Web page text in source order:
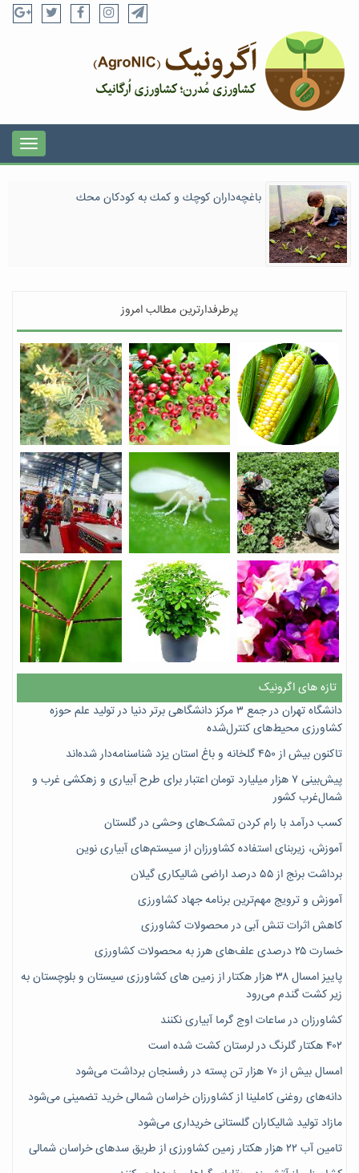
باغچه‌داران كوچك و كمك به كودكان محك
پرطرفدارترین مطالب امروز
تازه های اگرونیک
دانشگاه تهران در جمع ۳ مرکز دانشگاهی برتر دنیا در تولید علم حوزه
کشاورزی محیط‌های کنترل‌شده
تاکنون بیش از ۴۵۰ گلخانه و باغ استان یزد شناسنامه‌دار شده‌اند
پیش‌بینی ۷‌ هزار میلیارد تومان اعتبار برای طرح آبیاری و زهکشی غرب و
شمال‌غرب کشور
کسب درآمد با رام کردن تمشک‌های وحشی در گلستان
آموزش، زیربنای استفاده کشاورزان از سیستم‌های آبیاری نوین
برداشت برنج از ۵۵ درصد اراضی شالیکاری گیلان
آموزش و ترویج مهم‌ترین برنامه جهاد کشاورزی
کاهش اثرات تنش آبی در محصولات کشاورزی
خسارت ۲۵ درصدی علف‌های هرز به محصولات کشاورزی
پاییز امسال ۳۸ هزار هکتار از زمین های کشاورزی سیستان و بلوچستان به
زیر کشت گندم می‌رود
کشاورزان در ساعات اوج گرما آبیاری نکنند
۴۰۲ هکتار گلرنگ در لرستان کشت شده است
امسال بیش از ۷۰ هزار تن پسته در رفسنجان برداشت می‌شود
دانه‌های روغنی کاملینا از کشاورزان خراسان شمالی خرید تضمینی می‌شود
مازاد تولید شالیکاران گلستانی خریداری می‌شود
تامین آب ۲۲ هزار هکتار زمین کشاورزی از طریق سدهای خراسان شمالی